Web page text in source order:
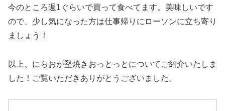
今のところ週1ぐらいで買って食べてます。美味しいです
ので、少し気になった方は仕事帰りにローソンに立ち寄り
ましょう！
以上、にらおが堅焼きおっとっとについてご紹介いたしま
した！ご覧いただきありがとうございました。